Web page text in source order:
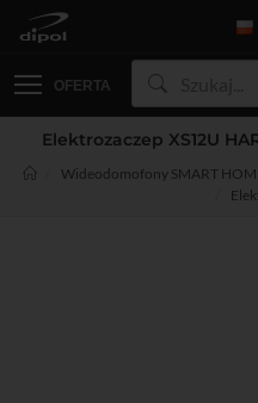
OFERTA
Elektrozaczep XS12U
Wideodomofony SMART